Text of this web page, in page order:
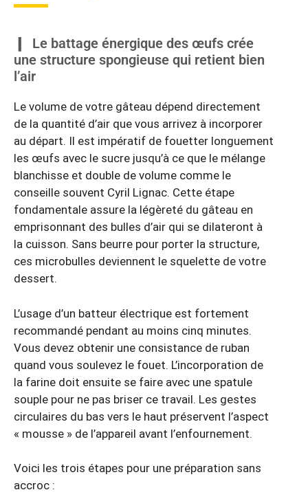
Le battage énergique des œufs crée
une structure spongieuse qui retient bien
l’air
Le volume de votre gâteau dépend directement
de la quantité d’air que vous arrivez à incorporer
au départ. Il est impératif de fouetter longuement
les œufs avec le sucre jusqu’à ce que le mélange
blanchisse et double de volume comme le
conseille souvent Cyril Lignac. Cette étape
fondamentale assure la légèreté du gâteau en
emprisonnant des bulles d’air qui se dilateront à
la cuisson. Sans beurre pour porter la structure,
ces microbulles deviennent le squelette de votre
dessert.
L’usage d’un batteur électrique est fortement
recommandé pendant au moins cinq minutes.
Vous devez obtenir une consistance de ruban
quand vous soulevez le fouet. L’incorporation de
la farine doit ensuite se faire avec une spatule
souple pour ne pas briser ce travail. Les gestes
circulaires du bas vers le haut préservent l’aspect
« mousse » de l’appareil avant l’enfournement.
Voici les trois étapes pour une préparation sans
accroc :